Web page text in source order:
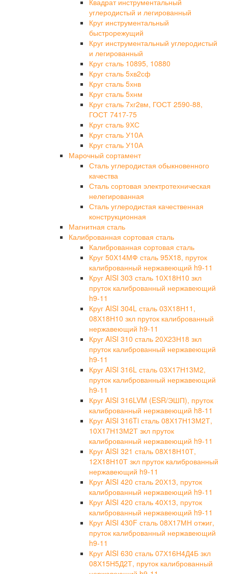
Квадрат инструментальный
углеродистый и легированный
Круг инструментальный
быстрорежущий
Круг инструментальный углеродистый
и легированный
Круг сталь 10895, 10880
Круг сталь 5хв2сф
Круг сталь 5хнв
Круг сталь 5хнм
Круг сталь 7хг2вм, ГОСТ 2590-88,
ГОСТ 7417-75
Круг сталь 9ХС
Круг сталь У10А
Круг сталь У10А
Марочный сортамент
Сталь углеродистая обыкновенного
качества
Сталь сортовая электротехническая
нелегированная
Сталь углеродистая качественная
конструкционная
Магнитная сталь
Калиброванная сортовая сталь
Калиброванная сортовая сталь
Круг 50Х14МФ сталь 95Х18, пруток
калиброванный нержавеющий h9-11
Круг AISI 303 сталь 10Х18Н10 зкл
пруток калиброванный нержавеющий
h9-11
Круг AISI 304L сталь 03Х18Н11,
08Х18Н10 зкл пруток калиброванный
нержавеющий h9-11
Круг AISI 310 сталь 20Х23Н18 зкл
пруток калиброванный нержавеющий
h9-11
Круг AISI 316L сталь 03Х17Н13М2,
пруток калиброванный нержавеющий
h9-11
Круг AISI 316LVM (ESR/ЭШП), пруток
калиброванный нержавеющий h8-11
Круг AISI 316Ti сталь 08Х17Н13М2Т,
10Х17Н13М2Т зкл пруток
калиброванный нержавеющий h9-11
Круг AISI 321 сталь 08Х18Н10Т,
12Х18Н10Т зкл пруток калиброванный
нержавеющий h9-11
Круг AISI 420 сталь 20Х13, пруток
калиброванный нержавеющий h9-11
Круг AISI 420 сталь 40Х13, пруток
калиброванный нержавеющий h9-11
Круг AISI 430F сталь 08Х17МН отжиг,
пруток калиброванный нержавеющий
h9-11
Круг AISI 630 сталь 07Х16Н4Д4Б зкл
08Х15Н5Д2Т, пруток калиброванный